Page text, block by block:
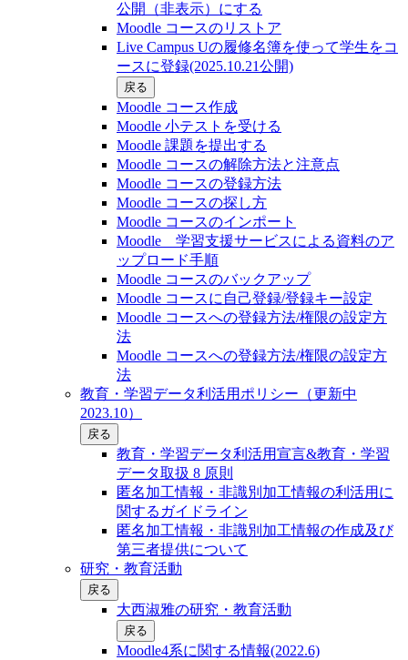
公開（非表示）にする
Moodle コースのリストア
Live Campus Uの履修名簿を使って学生をコ
ースに登録(2025.10.21公開)
戻る
Moodle コース作成
Moodle 小テストを受ける
Moodle 課題を提出する
Moodle コースの解除方法と注意点
Moodle コースの登録⽅法
Moodle コースの探し⽅
Moodle コースのインポート
Moodle 学習支援サービスによる資料のア
ップロード手順
Moodle コースのバックアップ
Moodle コースに自己登録/登録キー設定
Moodle コースへの登録方法/権限の設定方
法
Moodle コースへの登録方法/権限の設定方
法
教育・学習データ利活用ポリシー（更新中
2023.10）
戻る
教育・学習データ利活用宣言&教育・学習
データ取扱 8 原則
匿名加工情報・非識別加工情報の利活用に
関するガイドライン
匿名加工情報・非識別加工情報の作成及び
第三者提供について
研究・教育活動
戻る
大西淑雅の研究・教育活動
戻る
Moodle4系に関する情報(2022.6)